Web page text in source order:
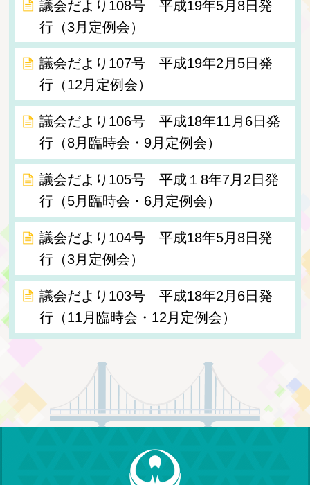
議会だより108号 平成19年5月8日発
行（3月定例会）
議会だより107号 平成19年2月5日発
行（12月定例会）
議会だより106号 平成18年11月6日発
行（8月臨時会・9月定例会）
議会だより105号 平成１8年7月2日発
行（5月臨時会・6月定例会）
議会だより104号 平成18年5月8日発
行（3月定例会）
議会だより103号 平成18年2月6日発
行（11月臨時会・12月定例会）